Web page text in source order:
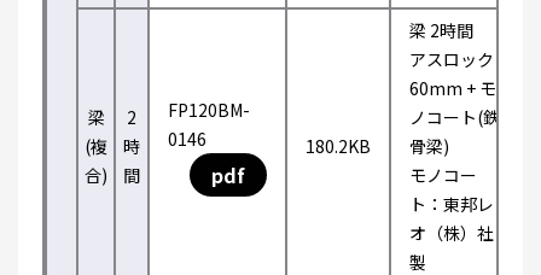
梁
(複
合)
2
時
間
FP120BM-
0146
pdf
180.2KB
梁 2時間
アスロック
60mm + モ
ノコート(鉄
骨梁)
モノコー
ト：東邦レ
オ（株）社
製